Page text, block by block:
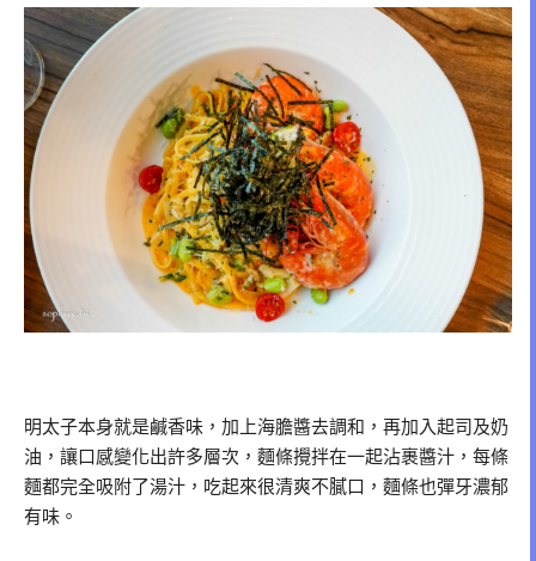
明太子本身就是鹹香味，加上海膽醬去調和，再加入起司及奶
油，讓口感變化出許多層次，麵條攪拌在一起沾裹醬汁，每條
麵都完全吸附了湯汁，吃起來很清爽不膩口，麵條也彈牙濃郁
有味。